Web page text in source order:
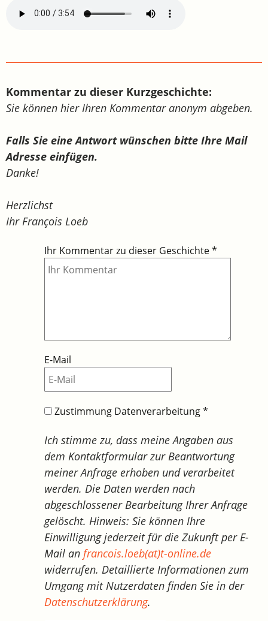
Kommentar zu dieser Kurzgeschichte:
Sie können hier Ihren Kommentar anonym abgeben.
Falls Sie eine Antwort wünschen bitte Ihre Mail
Adresse einfügen.
Danke!
Herzlichst
Ihr François Loeb
Ihr Kommentar zu dieser Geschichte*
E-Mail
Zustimmung Datenverarbeitung*
Ich stimme zu, dass meine Angaben aus
dem Kontaktformular zur Beantwortung
meiner Anfrage erhoben und verarbeitet
werden. Die Daten werden nach
abgeschlossener Bearbeitung Ihrer Anfrage
gelöscht. Hinweis: Sie können Ihre
Einwilligung jederzeit für die Zukunft per E-
Mail anfrancois.loeb(at)t-online.de
widerrufen. Detaillierte Informationen zum
Umgang mit Nutzerdaten finden Sie in der
Datenschutzerklärung.